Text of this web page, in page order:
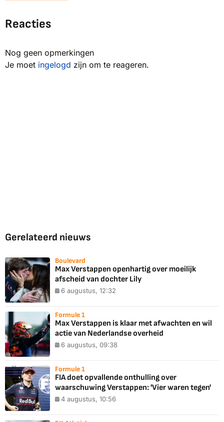
Reacties
Nog geen opmerkingen
Je moet ingelogd zijn om te reageren.
Gerelateerd nieuws
Boulevard
Max Verstappen openhartig over moeilijk
afscheid van dochter Lily
6 augustus, 12:32
Formule 1
Max Verstappen is klaar met afwachten en wil
actie van Nederlandse overheid
6 augustus, 09:38
Formule 1
FIA doet opvallende onthulling over
waarschuwing Verstappen: 'Vier waren tegen'
4 augustus, 10:56